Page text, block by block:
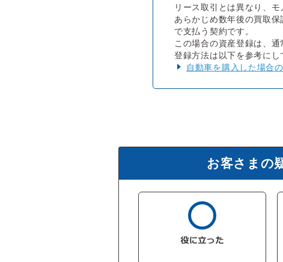
リース取引とは異なり、
あらかじめ数年後の買取
で支払う契約です。
この場合の資産登録は、通
登録方法は以下を参考にし
自動車を購入した場合
お客さまの